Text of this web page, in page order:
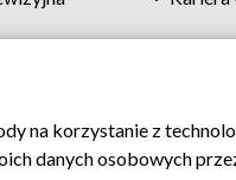
Polityka prywatności
na korzystanie z
danych osobowych